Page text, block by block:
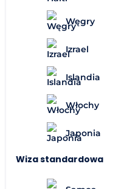
Węgry
Izrael
Islandia
Włochy
Japonia
Wiza standardowa